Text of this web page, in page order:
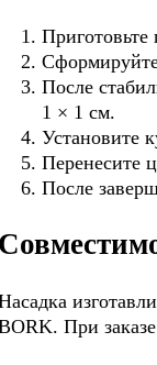
После
1 × 1 см.
Установите
Перенесите
После
При